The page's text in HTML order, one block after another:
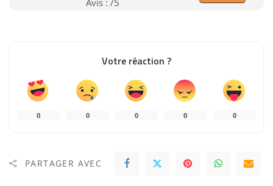
Votre réaction ?
0 0 0 0 0
PARTAGER AVEC